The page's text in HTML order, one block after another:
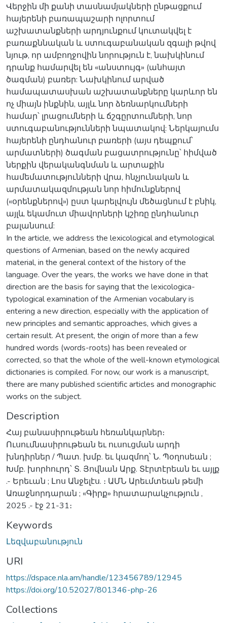
Վերջին մի քանի տասնամյակների ընթացքում
հայերենի բառապաշարի ոլորտում
աշխատանքների արդյունքում կուտակվել է
բառաքննական և ստուգաբանական զգալի թվով
նյութ, որ ամբողջովին նորություն է, նախկինում
դրանք համարվել են «անստույգ» (անհայտ
ծագման) բառեր: Նախկինում արված
համապատասխան աշխատանքները կարևոր են
ոչ միայն ինքնին, այլև նոր ձեռնարկումների
համար՝ լրացումների և ճշգըրտումների, նոր
ստուգաբանությունների նպատակով: Ներկայումս
հայերենի ընդհանուր բառերի (այս դեպքում՝
արմատների) ծագման բացատրությունը՝ հիմված
ներքին վերականգնման և արտաքին
համեմատությունների վրա, հնչյունական և
արմատակազմության նոր հիմունքներով
(«օրենքներով») ըստ կարելվույն մեծացնում է բնիկ,
այլև եկամուտ միավորների կշիռը ընդհանուր
բալանսում:
In the article, we address the lexicological and etymological
questions of Armenian, based on the newly acquired
material, in the general context of the history of the
language. Over the years, the works we have done in that
direction are the basis for saying that the lexicologica-
typological examination of the Armenian vocabulary is
entering a new direction, especially with the application of
new principles and semantic approaches, which gives a
certain result. At present, the origin of more than a few
hundred words (words-roots) has been revealed or
corrected, so that the whole of the well-known etymological
dictionaries is compiled. For now, our work is a manuscript,
there are many published scientific articles and monographic
works on the subject.
Description
Հայ բանասիրութեան հեռանկարներ։
Ուսումնասիրութեան եւ ուսուցման արդի
խնդիրներ / Պատ. խմբ. եւ կազմող՝ Ն. Պօղոսեան ;
Խմբ. խորհուրդ՝ Տ. Յովնան Արք. Տէրտէրեան եւ այլք
.- Երեւան ; Լոս Անջելէս. ։ ԱՄՆ Արեւմտեան թեմի
Առաջնորդարան ; «Գիրք» հրատարակչություն ,
2025 .- էջ 21-31։
Keywords
Լեզվաբանություն
URI
https://dspace.nla.am/handle/123456789/12945
https://doi.org/10.52027/801346-php-26
Collections